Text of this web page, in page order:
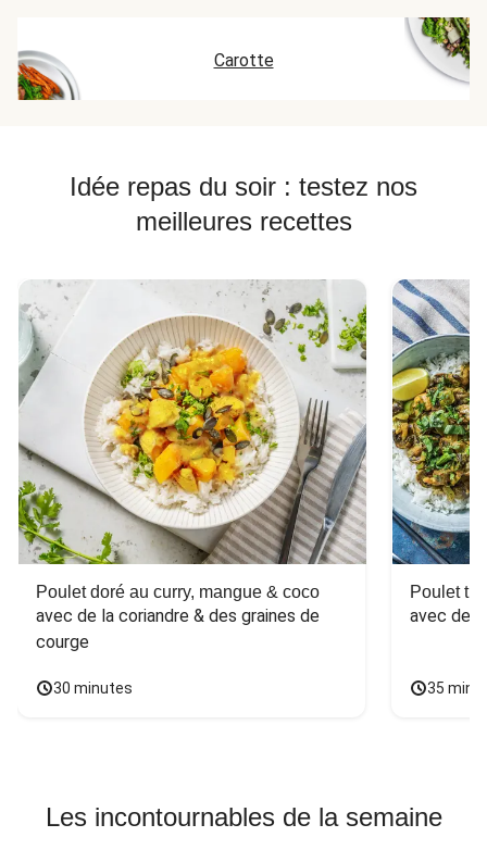
Carotte
Idée repas du soir : testez nos
meilleures recettes
Poulet doré au curry, mangue & coco
avec de la coriandre & des graines de
courge
30 minutes
Poulet
avec des
35
Les incontournables de la semaine